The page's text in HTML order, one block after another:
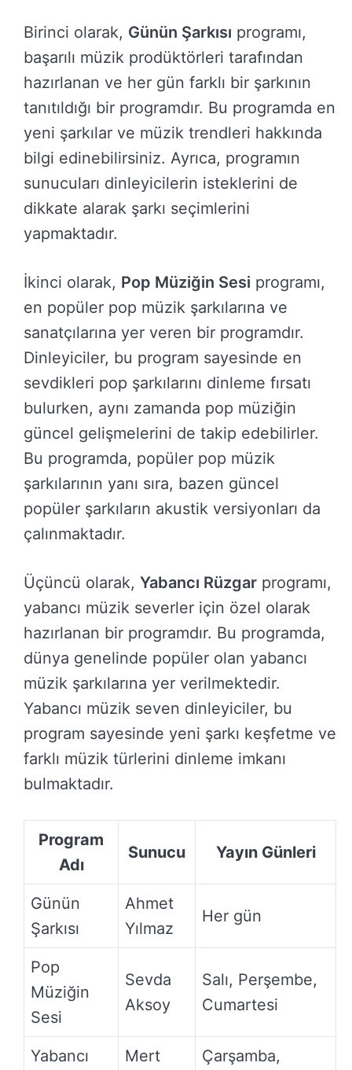
Birinci olarak, Günün Şarkısı programı,
başarılı müzik prodüktörleri tarafından
hazırlanan ve her gün farklı bir şarkının
tanıtıldığı bir programdır. Bu programda en
yeni şarkılar ve müzik trendleri hakkında
bilgi edinebilirsiniz. Ayrıca, programın
sunucuları dinleyicilerin isteklerini de
dikkate alarak şarkı seçimlerini
yapmaktadır.
İkinci olarak, Pop Müziğin Sesi programı,
en popüler pop müzik şarkılarına ve
sanatçılarına yer veren bir programdır.
Dinleyiciler, bu program sayesinde en
sevdikleri pop şarkılarını dinleme fırsatı
bulurken, aynı zamanda pop müziğin
güncel gelişmelerini de takip edebilirler.
Bu programda, popüler pop müzik
şarkılarının yanı sıra, bazen güncel
popüler şarkıların akustik versiyonları da
çalınmaktadır.
Üçüncü olarak, Yabancı Rüzgar programı,
yabancı müzik severler için özel olarak
hazırlanan bir programdır. Bu programda,
dünya genelinde popüler olan yabancı
müzik şarkılarına yer verilmektedir.
Yabancı müzik seven dinleyiciler, bu
program sayesinde yeni şarkı keşfetme ve
farklı müzik türlerini dinleme imkanı
bulmaktadır.
Program
Adı
Sunucu Yayın Günleri
Günün
Şarkısı
Ahmet
Yılmaz
Her gün
Pop
Müziğin
Sesi
Sevda
Aksoy
Salı, Perşembe,
Cumartesi
Yabancı
Mert
Çarşamba,